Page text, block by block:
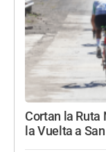
Cortan la Ruta
la Vuelta a